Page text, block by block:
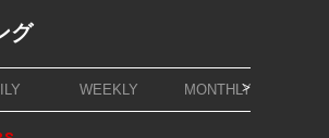
グ
WEEKLY MONTHLY